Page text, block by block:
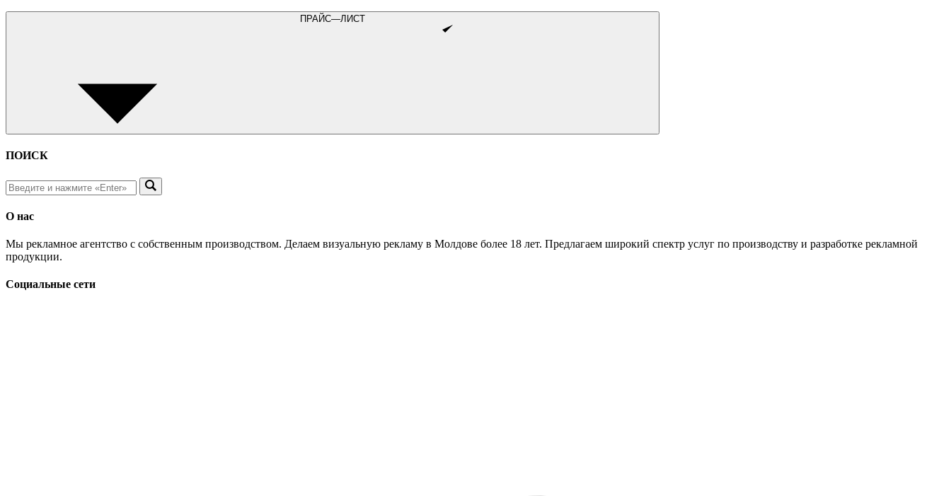
ПРАЙС—ЛИСТ
ПОИСК
О нас
Мы рекламное агентство с собственным производством. Делаем визуальную рекламу в Молдове более 18 лет. Предлагаем широкий спектр услуг по производству и разработке рекламной
продукции.
Социальные сети